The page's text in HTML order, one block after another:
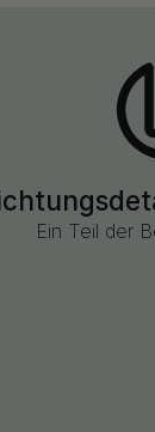
Ein Teil der